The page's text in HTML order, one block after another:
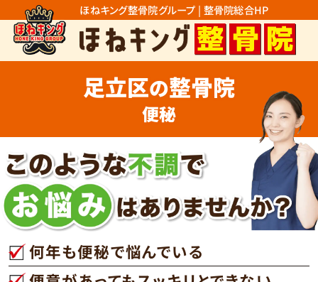
ほねキング整骨院グループ | 整骨院総合HP
足立区の整骨院
便秘
何年も便秘で悩んでいる